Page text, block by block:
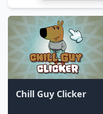
Chill Guy Clicker